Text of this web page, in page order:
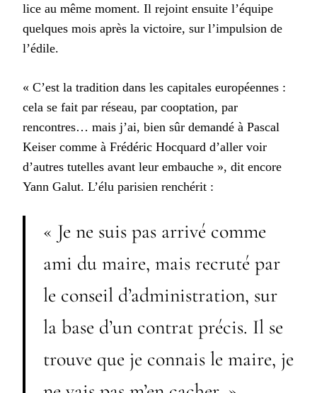
lice au même moment. Il rejoint ensuite l’équipe
quelques mois après la victoire, sur l’impulsion de
l’édile.
« C’est la tradition dans les capitales européennes :
cela se fait par réseau, par cooptation, par
rencontres… mais j’ai, bien sûr demandé à Pascal
Keiser comme à Frédéric Hocquard d’aller voir
d’autres tutelles avant leur embauche », dit encore
Yann Galut. L’élu parisien renchérit :
« Je ne suis pas arrivé comme
ami du maire, mais recruté par
le conseil d’administration, sur
la base d’un contrat précis. Il se
trouve que je connais le maire, je